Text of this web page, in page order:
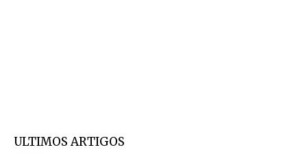
ULTIMOS ARTIGOS